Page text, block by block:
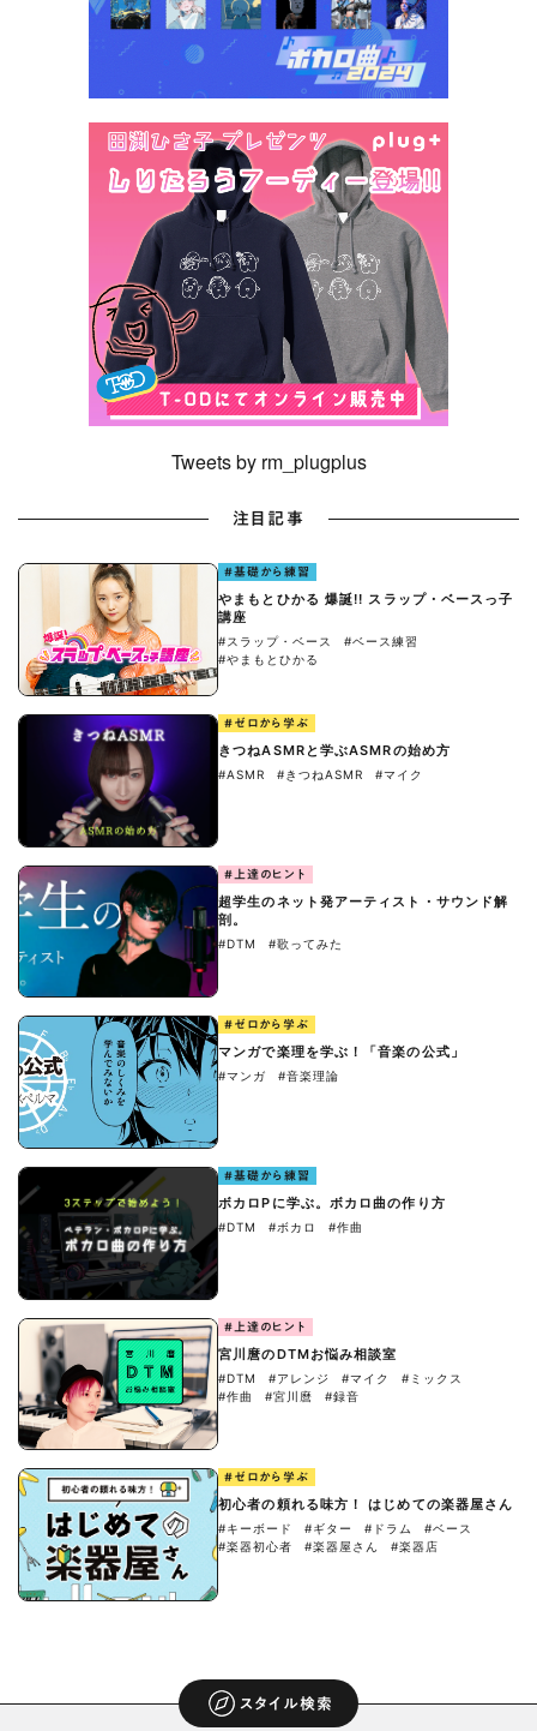
Tweets by rm_plugplus
注目記事
#基礎から練習
やまもとひかる 爆誕!! スラップ・ベースっ子
講座
#スラップ・ベース
#ベース練習
#やまもとひかる
#ゼロから学ぶ
きつねASMRと学ぶASMRの始め方
#ASMR #きつねASMR #マイク
#上達のヒント
超学生のネット発アーティスト・サウンド解
剖。
#DTM #歌ってみた
#ゼロから学ぶ
マンガで楽理を学ぶ！「音楽の公式」
#マンガ #音楽理論
#基礎から練習
ボカロPに学ぶ。ボカロ曲の作り方
#DTM #ボカロ #作曲
#上達のヒント
宮川麿のDTMお悩み相談室
#DTM #アレンジ #マイク
#ミックス
#作曲
#宮川麿 #録音
#ゼロから学ぶ
初心者の頼れる味方！ はじめての楽器屋さん
#キーボード #ギター #ドラム
#ベース
#楽器初心者
#楽器屋さん #楽器店
スタイル検索